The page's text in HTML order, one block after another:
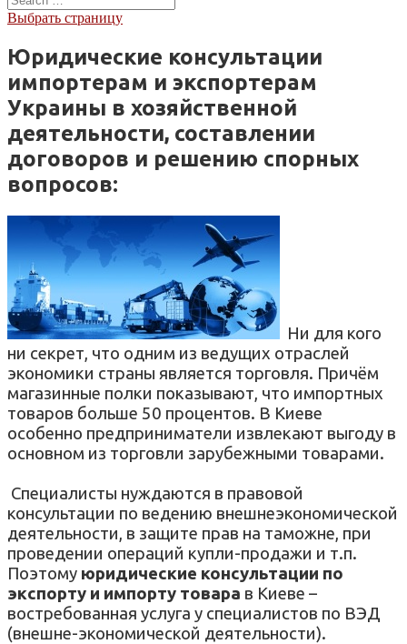
Выбрать страницу
Юридические консультации
импортерам и экспортерам
Украины в хозяйственной
деятельности, составлении
договоров и решению спорных
вопросов:
Ни для кого
ни секрет, что одним из ведущих отраслей
экономики страны является торговля. Причём
магазинные полки показывают, что импортных
товаров больше 50 процентов. В Киеве
особенно предприниматели извлекают выгоду в
основном из торговли зарубежными товарами.
Специалисты нуждаются в правовой
консультации по ведению внешнеэкономической
деятельности, в защите прав на таможне, при
проведении операций купли-продажи и т.п.
Поэтому юридические консультации по
экспорту и импорту товара в Киеве –
востребованная услуга у специалистов по ВЭД
(внешне-экономической деятельности).